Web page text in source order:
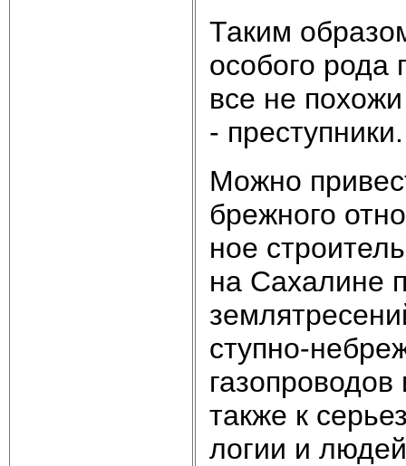
Та­ким
осо­бо­го ро­да
все не
- пре­ступ­ни­ки.
Мож­но
бреж­но­го
ное
на Са­ха­ли­не
ступ­но-
так­же к
ло­гии и